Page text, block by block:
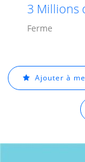
3 Millions
Ferme
Ajouter à